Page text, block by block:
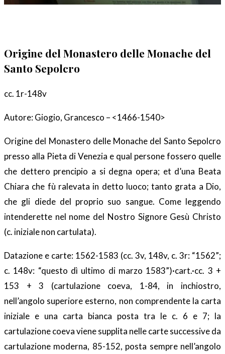
Origine del Monastero delle Monache del
Santo Sepolcro
cc. 1r-148v
Autore: Giogio, Grancesco – <1466-1540>
Origine del Monastero delle Monache del Santo Sepolcro
presso alla Pieta di Venezia e qual persone fossero quelle
che dettero prencipio a si degna opera; et d’una Beata
Chiara che fù ralevata in detto luoco; tanto grata a Dio,
che gli diede del proprio suo sangue. Come leggendo
intenderette nel nome del Nostro Signore Gesù Christo
(c. iniziale non cartulata).
Datazione e carte: 1562-1583 (cc. 3v, 148v, c. 3r: “1562”;
c. 148v: “questo dì ultimo di marzo 1583”)·cart.·cc. 3 +
153 + 3 (cartulazione coeva, 1-84, in inchiostro,
nell’angolo superiore esterno, non comprendente la carta
iniziale e una carta bianca posta tra le c. 6 e 7; la
cartulazione coeva viene supplita nelle carte successive da
cartulazione moderna, 85-152, posta sempre nell’angolo